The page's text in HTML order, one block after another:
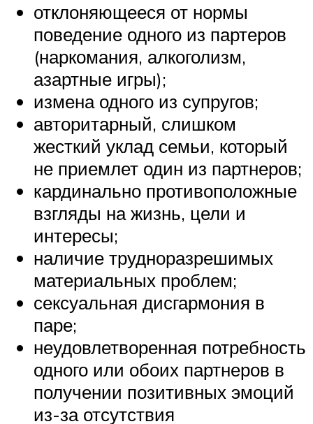
отклоняющееся от нормы
поведение одного из партеров
(наркомания, алкоголизм,
азартные игры);
измена одного из супругов;
авторитарный, слишком
жесткий уклад семьи, который
не приемлет один из партнеров;
кардинально противоположные
взгляды на жизнь, цели и
интересы;
наличие трудноразрешимых
материальных проблем;
сексуальная дисгармония в
паре;
неудовлетворенная потребность
одного или обоих партнеров в
получении позитивных эмоций
из-за отсутствия